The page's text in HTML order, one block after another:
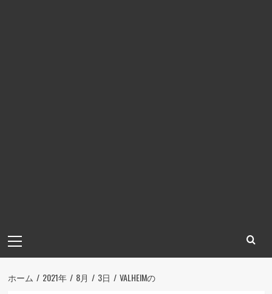
イ
ン
メ
ホーム 2021年 8月 3日 VALHEIMの